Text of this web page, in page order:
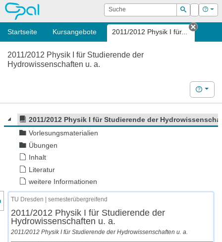
OPAL Suche
Suchen
Login Hilfe
Startseite Kursangebote 2011/2012 Physik I für...
Tab
2011/2012 Physik I für Studierende der
Hydrowissenschaften u. a.
Hilfe
2011/2012 Physik I für Studierende der
Vorlesungsmaterialien
Übungen
Inhalt
Literatur
weitere Informationen
des Kursmenüs
TU Dresden | semesterübergreifend
2011/2012 Physik I für Studierende der
Hydrowissenschaften u. a.
2011/2012 Physik I für Studierende der Hydrowissenschaften u. a.